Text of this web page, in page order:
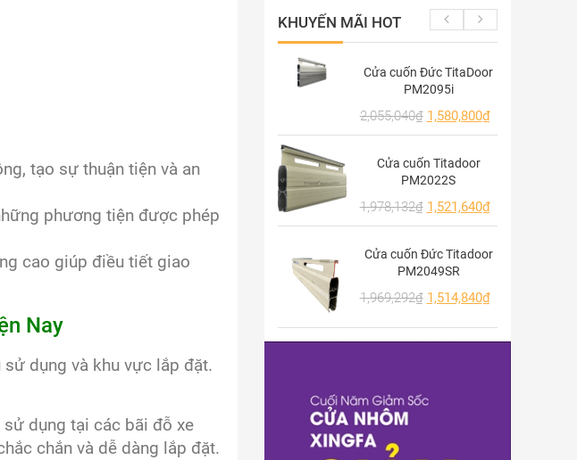
tạo sự thuận tiện và an
phương tiện được phép
cao giúp điều tiết giao
Nay
sử dụng và khu vực lắp đặt.
dụng tại các bãi đỗ xe
chắn và dễ dàng lắp đặt.
KHUYẾN MÃI HOT
Cửa cuốn Đức TitaDoor
PM2095i
2,055,040₫ 1,580,800₫
Cửa cuốn Titadoor
PM2022S
1,978,132₫ 1,521,640₫
Cửa cuốn Đức Titadoor
PM2049SR
1,969,292₫ 1,514,840₫